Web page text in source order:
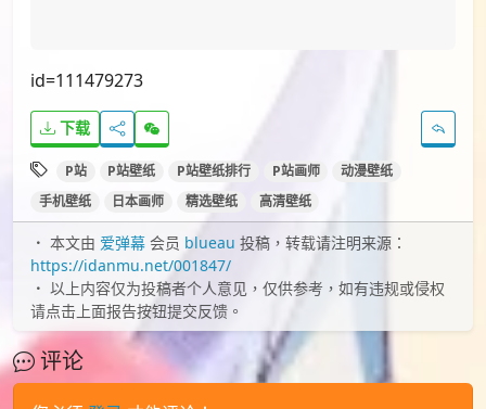
P站 P站壁纸
手机壁纸
日本画师
本文由 爱弹幕会员 blueau 投稿，转载请注明来源：
https://idanmu.net/001847/
以上内容仅为投稿者个人意见，仅供参考，如有违规或侵权
请点击上面报告按钮提交反馈。
评论
您必须 才能评论！